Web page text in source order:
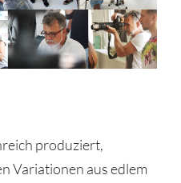
produziert,
Variationen aus edlem